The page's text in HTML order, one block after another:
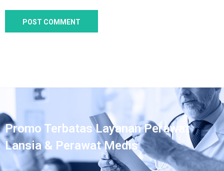
Promo Terbatas Layanan Perawat
Lansia & Perawat Medis